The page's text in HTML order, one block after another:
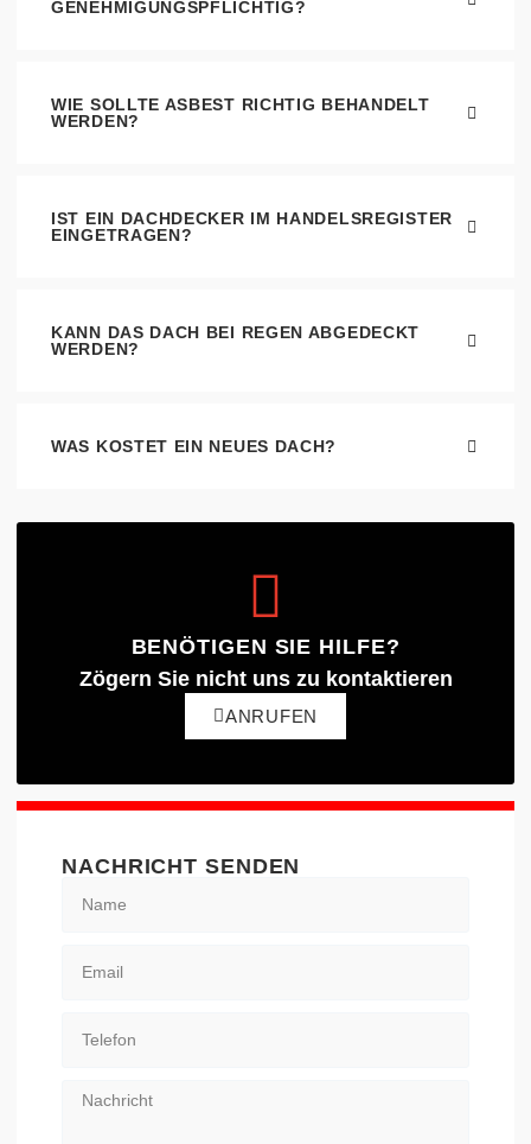
GENEHMIGUNGSPFLICHTIG?
WIE SOLLTE ASBEST RICHTIG BEHANDELT
WERDEN?
IST EIN DACHDECKER IM HANDELSREGISTER
EINGETRAGEN?
KANN DAS DACH BEI REGEN ABGEDECKT
WERDEN?
WAS KOSTET EIN NEUES DACH?
BENÖTIGEN SIE HILFE?
Zögern Sie nicht uns zu kontaktieren
ANRUFEN
NACHRICHT SENDEN